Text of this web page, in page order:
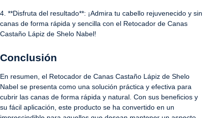
4. **Disfruta del resultado**: ¡Admira tu cabello rejuvenecido y sin
canas de forma rápida y sencilla con el Retocador de Canas
Castaño Lápiz de Shelo Nabel!
Conclusión
En resumen, el Retocador de Canas Castaño Lápiz de Shelo
Nabel se presenta como una solución práctica y efectiva para
cubrir las canas de forma rápida y natural. Con sus beneficios y
su fácil aplicación, este producto se ha convertido en un